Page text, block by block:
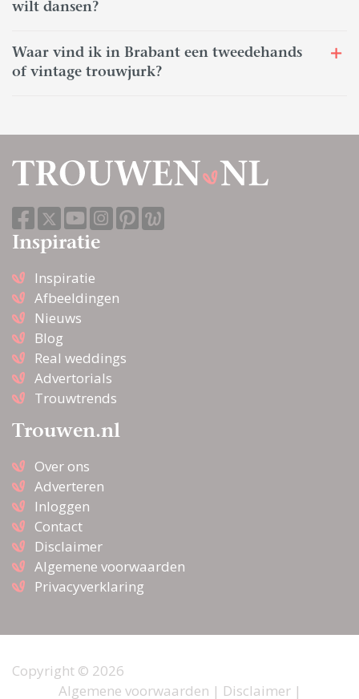
wilt dansen?
Waar vind ik in Brabant een tweedehands
of vintage trouwjurk?
Inspiratie
Inspiratie
Afbeeldingen
Nieuws
Blog
Real weddings
Advertorials
Trouwtrends
Trouwen.nl
Over ons
Adverteren
Inloggen
Contact
Disclaimer
Algemene voorwaarden
Privacyverklaring
Copyright © 2026
Algemene voorwaarden | Disclaimer|